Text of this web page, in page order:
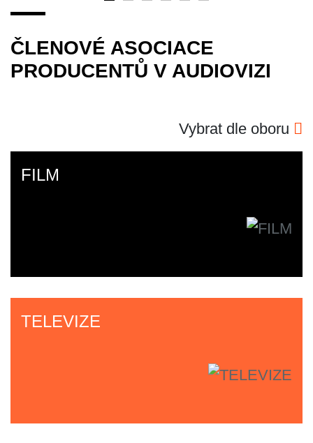
ČLENOVÉ ASOCIACE
PRODUCENTŮ V AUDIOVIZI
Vybrat dle oboru
FILM
TELEVIZE